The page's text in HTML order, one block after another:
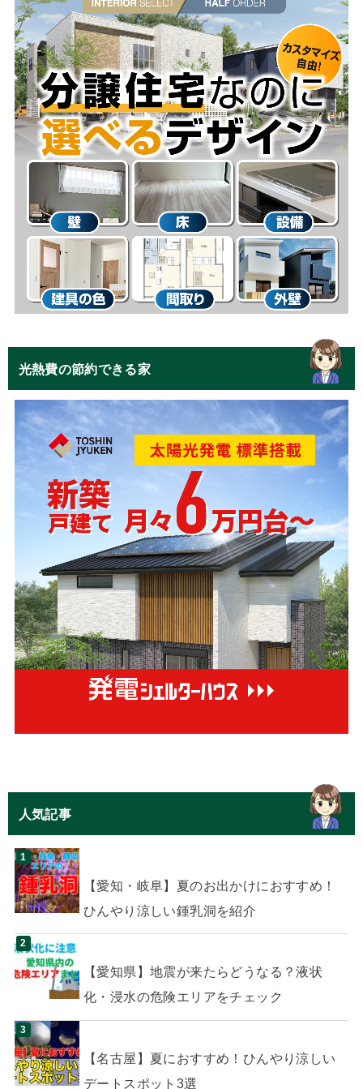
光熱費の節約できる家
人気記事
【愛知・岐阜】夏のお出かけにおすすめ！
ひんやり涼しい鍾乳洞を紹介
【愛知県】地震が来たらどうなる？液状
化・浸水の危険エリアをチェック
【名古屋】夏におすすめ！ひんやり涼しい
デートスポット3選